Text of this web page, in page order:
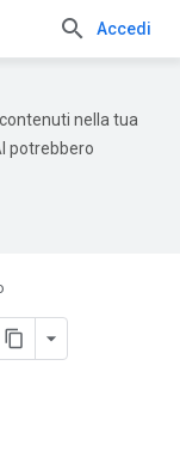
Accedi
nella tua
potrebbero